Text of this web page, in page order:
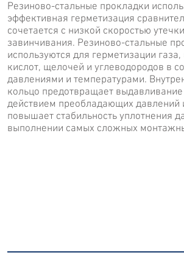
Резиново-стальные прокладки
эффективная герметизация
сочетается с низкой скоростью
завинчивания. Резиново-стальные
используются для герметизации
кислот, щелочей и углеводородов в
давлениями и температурами.
кольцо предотвращает
действием преобладающих давлений
повышает стабильность уплотнения
выполнении самых сложных